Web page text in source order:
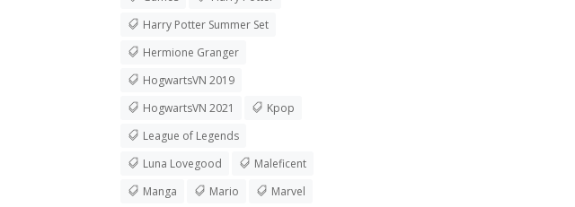
Harry Potter Summer Set
Hermione Granger
HogwartsVN 2019
HogwartsVN 2021
Kpop
League of Legends
Luna Lovegood
Maleficent
Manga
Mario
Marvel